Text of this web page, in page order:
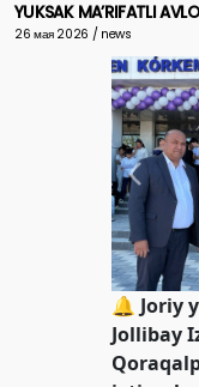
YUKSAK MA’RIFATLI
26 мая 2026 / news
🔔 Joriy
Jollibay